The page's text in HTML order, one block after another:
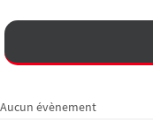
Aucun évènement